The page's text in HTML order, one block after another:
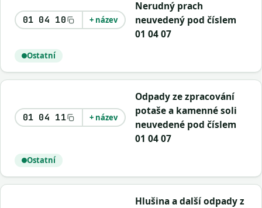
01 04 10 + název
Nerudný prach
neuvedený pod číslem
01 04 07
Ostatní
01 04 11 + název
Odpady ze zpracování
potaše a kamenné soli
neuvedené pod číslem
01 04 07
Ostatní
Hlušina a další odpady z